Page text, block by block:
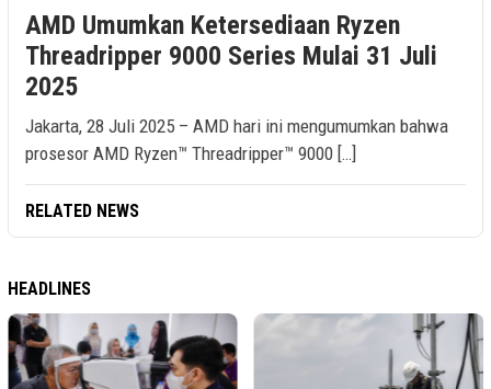
AMD Umumkan Ketersediaan Ryzen
Threadripper 9000 Series Mulai 31 Juli
2025
Jakarta, 28 Juli 2025 – AMD hari ini mengumumkan bahwa
prosesor AMD Ryzen™ Threadripper™ 9000 […]
RELATED NEWS
HEADLINES